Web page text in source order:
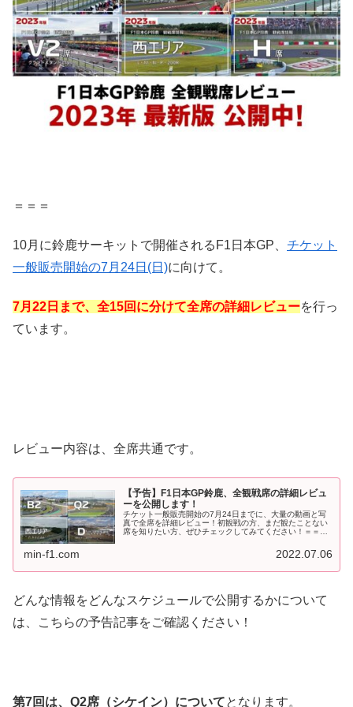
＝＝＝
10月に鈴鹿サーキットで開催されるF1日本GP、 チケット
一般販売開始の7月24日(日)に向けて。
7月22日まで、全15回に分けて全席の詳細レビューを行っ
ています。
レビュー内容は、全席共通です。
【予告】F1日本GP鈴鹿、全観戦席の詳細レビュ
ーを公開します！
チケット一般販売開始の7月24日までに、大量の動画と写
真で全席を詳細レビュー！初観戦の方、まだ観たことない
席を知りたい方、ぜひチェックしてみてください！＝＝＝
min-f1.com 2022.07.06
どんな情報をどんなスケジュールで公開するかについて
は、こちらの予告記事をご確認ください！
第7回は、Q2席（シケイン）についてとなります。